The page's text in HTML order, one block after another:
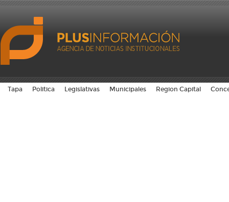
Tapa Politica Legislativas Municipales Region Capital